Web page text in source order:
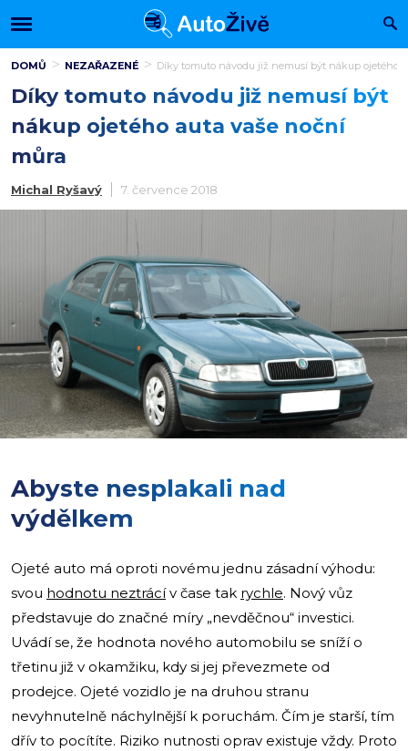
DOMŮ NEZAŘAZENÉ Díky tomuto návodu již nemusí být nákup ojetého
Díky tomuto návodu již nemusí být
nákup ojetého auta vaše noční
můra
Michal Ryšavý 7. července 2018
Abyste nesplakali nad
výdělkem
Ojeté auto má oproti novému jednu zásadní výhodu:
svou hodnotu neztrácív čase tak rychle. Nový vůz
představuje do značné míry „nevděčnou“ investici.
Uvádí se, že hodnota nového automobilu se sníží o
třetinu již v okamžiku, kdy si jej převezmete od
prodejce. Ojeté vozidlo je na druhou stranu
nevyhnutelně náchylnější k poruchám. Čím je starší, tím
dřív to pocítíte. Riziko nutnosti oprav existuje vždy. Proto